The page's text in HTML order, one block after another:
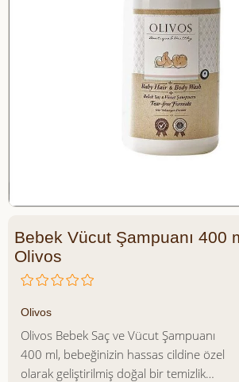
Bebek Vücut Şampuanı 400
Olivos
Olivos
Olivos Bebek Saç ve Vücut Şampuanı
400 ml, bebeğinizin hassas cildine özel
olarak geliştirilmiş doğal bir temizlik